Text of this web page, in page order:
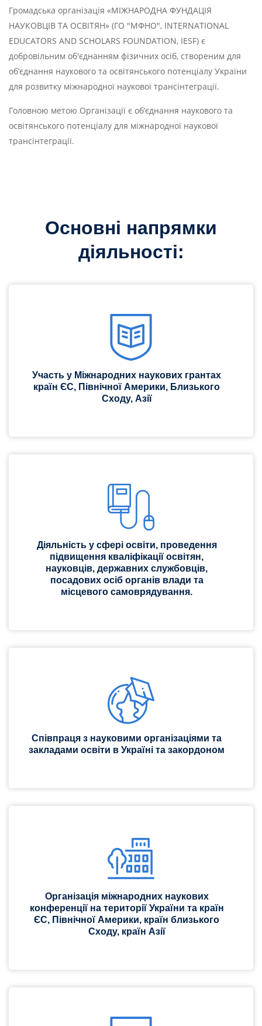
Громадська організація «МІЖНАРОДНА ФУНДАЦІЯ
НАУКОВЦІВ ТА ОСВІТЯН» (ГО "МФНО", INTERNATIONAL
EDUCATORS AND SCHOLARS FOUNDATION, IESF) є
добровільним об'єднанням фізичних осіб, створеним для
об’єднання наукового та освітянського потенціалу України
для розвитку міжнародної наукової трансінтеграції.
Головною метою Організації є об’єднання наукового та
освітянського потенціалу для міжнародної наукової
трансінтеграції.
Основні напрямки
діяльності:
Участь у Міжнародних наукових грантах
країн ЄС, Північної Америки, Близького
Сходу, Азії
Діяльність у сфері освіти, проведення
підвищення кваліфікації освітян,
науковців, державних службовців,
посадових осіб органів влади та
місцевого самоврядування.
Співпраця з науковими організаціями та
закладами освіти в Україні та закордоном
Організація міжнародних наукових
конференції на території України та країн
ЄС, Північної Америки, країн близького
Сходу, країн Азії